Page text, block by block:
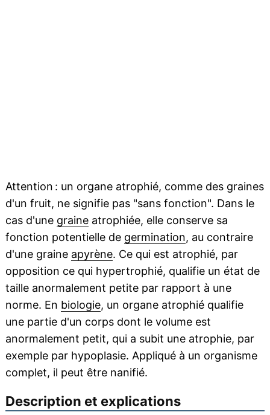
Attention : un organe atrophié, comme des graines
d'un fruit, ne signifie pas "sans fonction". Dans le
cas d'une graineatrophiée, elle conserve sa
fonction potentielle de germination, au contraire
d'une graine apyrène. Ce qui est atrophié, par
opposition ce qui hypertrophié, qualifie un état de
taille anormalement petite par rapport à une
norme. En biologie, un organe atrophié qualifie
une partie d'un corps dont le volume est
anormalement petit, qui a subit une atrophie, par
exemple par hypoplasie. Appliqué à un organisme
complet, il peut être nanifié.
Description et explications